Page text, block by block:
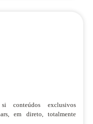
conteúdos exclusivos
em direto, totalmente